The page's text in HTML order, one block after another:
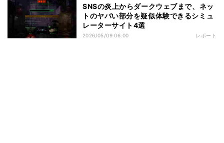
SNSの炎上からダークウェブまで、ネッ
トのヤバい部分を疑似体験できるシミュ
レーターサイト4選
2026/05/09 06:00 レポート